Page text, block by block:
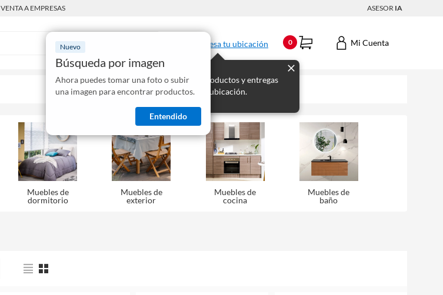
VENTA A EMPRESAS ASESOR IA
Nuevo
Búsqueda por imagen
Ahora puedes tomar una foto o subir
una imagen para encontrar productos.
Entendido
Ingresa tu ubicación
Mostraremos los productos y entregas
disponibles para tu ubicación.
0 Mi Cuenta
Muebles de
dormitorio
Muebles de
exterior
Muebles de
cocina
Muebles de
baño